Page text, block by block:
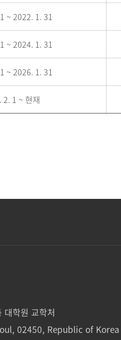
~ 2022. 1. 31
~ 2024. 1. 31
~ 2026. 1. 31
2. 1 ~ 현재
학원 교학처
02450, Republic of Korea